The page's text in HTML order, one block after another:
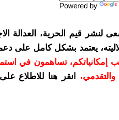
Powered by
قيم الحرية، العدالة
يعتمد بشكل كامل على
أكثر حسب إمكانياتكم، تساهمون في
،
انقر هنا للاطلاع